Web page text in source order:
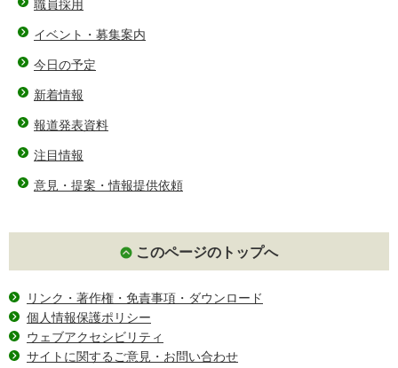
職員採用
イベント・募集案内
今日の予定
新着情報
報道発表資料
注目情報
意見・提案・情報提供依頼
このページのトップへ
リンク・著作権・免責事項・ダウンロード
個人情報保護ポリシー
ウェブアクセシビリティ
サイトに関するご意見・お問い合わせ